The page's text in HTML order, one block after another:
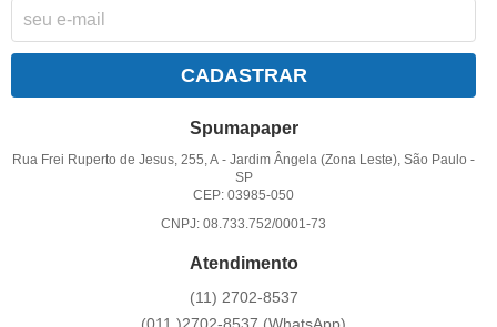
CADASTRAR
Spumapaper
Rua Frei Ruperto de Jesus, 255, A -Jardim Ângela (Zona Leste), São Paulo -
SP
CEP: 03985-050
CNPJ: 08.733.752/0001-73
Atendimento
(11) 2702-8537